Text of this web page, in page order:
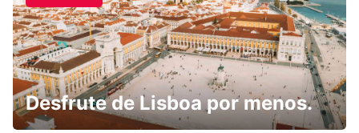
Desfrute de Lisboa por menos.